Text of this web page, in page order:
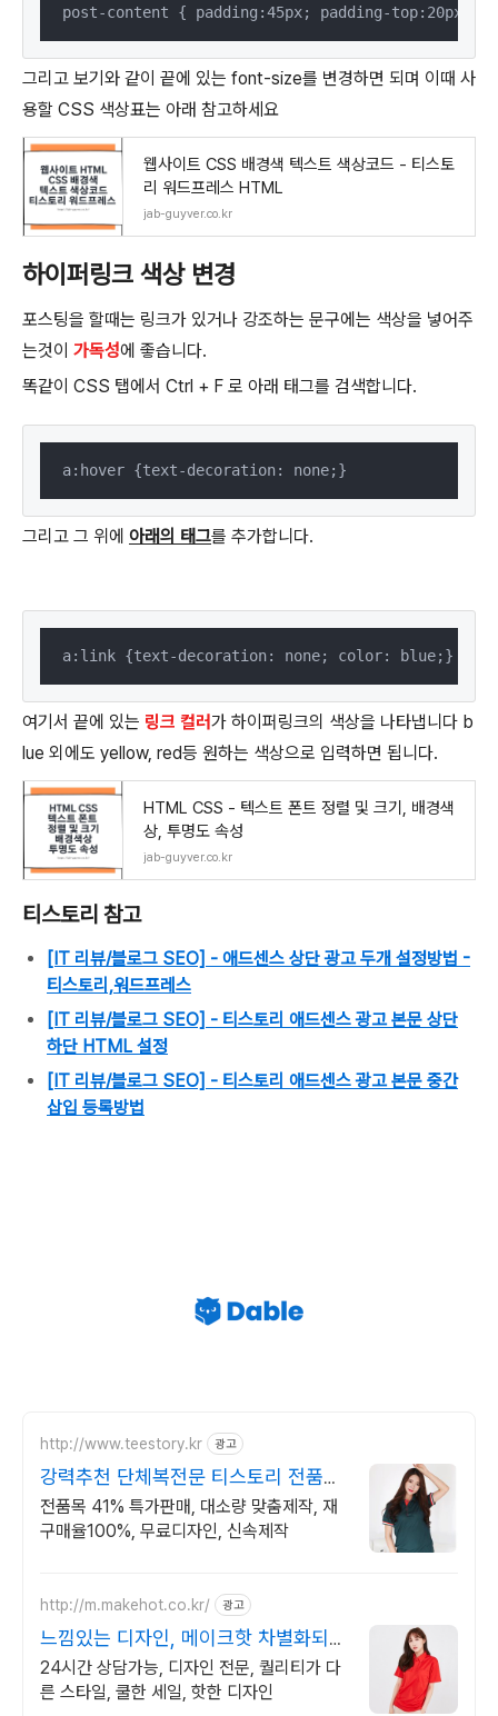
post-content { padding:45px; padding-top:20px;
그리고 보기와 같이 끝에 있는 font-size를 변경하면 되며 이때 사
용할 CSS 색상표는 아래 참고하세요
웹사이트 CSS 배경색 텍스트 색상코드 - 티스토
리 워드프레스 HTML
jab-guyver.co.kr
하이퍼링크 색상 변경
포스팅을 할때는 링크가 있거나 강조하는 문구에는 색상을 넣어주
는것이 가독성에 좋습니다.
똑같이 CSS 탭에서 Ctrl + F 로 아래 태그를 검색합니다.
a:hover {text-decoration: none;}
그리고 그 위에 아래의 태그를 추가합니다.
a:link {text-decoration: none; color: blue;}
여기서 끝에 있는 링크 컬러가 하이퍼링크의 색상을 나타냅니다 b
lue 외에도 yellow, red등 원하는 색상으로 입력하면 됩니다.
HTML CSS - 텍스트 폰트 정렬 및 크기, 배경색
상, 투명도 속성
jab-guyver.co.kr
티스토리 참고
[IT 리뷰/블로그 SEO] - 애드센스 상단 광고 두개 설정방법 -
티스토리,워드프레스
[IT 리뷰/블로그 SEO] - 티스토리 애드센스 광고 본문 상단
하단 HTML 설정
[IT 리뷰/블로그 SEO] - 티스토리 애드센스 광고 본문 중간
삽입 등록방법
http://www.teestory.kr 광고
강력추천 단체복전문 티스토리 전품목
41% 특가세일
전품목 41% 특가판매, 대소량 맞춤제작, 재
구매율100%, 무료디자인, 신속제작
http://m.makehot.co.kr/ 광고
느낌있는 디자인, 메이크핫 차별화되고
세련된 디자인!
24시간 상담가능, 디자인 전문, 퀄리티가 다
른 스타일, 쿨한 세일, 핫한 디자인